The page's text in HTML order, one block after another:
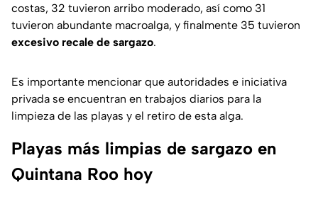
costas, 32 tuvieron arribo moderado, así como 31
tuvieron abundante macroalga, y finalmente 35 tuvieron
excesivo recale de sargazo.
Es importante mencionar que autoridades e iniciativa
privada se encuentran en trabajos diarios para la
limpieza de las playas y el retiro de esta alga.
Playas más limpias de sargazo en
Quintana Roo hoy